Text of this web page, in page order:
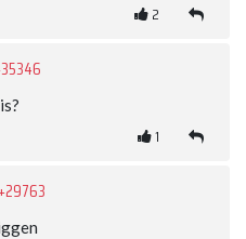
2
1